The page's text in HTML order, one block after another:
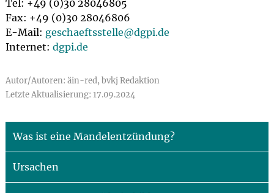
Tel: +49 (0)30 28046805
Fax: +49 (0)30 28046806
E-Mail: geschaeftsstelle@dgpi.de
Internet: dgpi.de
Autor/Autoren: äin-red, bvkj Redaktion
Letzte Aktualisierung: 17.09.2024
Was ist eine Mandelentzündung?
Ursachen